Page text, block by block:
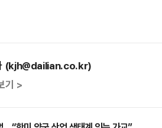
(kjh@dailian.co.kr)
기 >